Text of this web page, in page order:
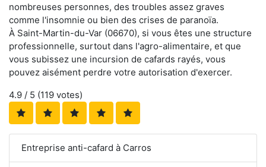
nombreuses personnes, des troubles assez graves
comme l'insomnie ou bien des crises de paranoïa.
À Saint-Martin-du-Var (06670), si vous êtes une structure
professionnelle, surtout dans l'agro-alimentaire, et que
vous subissez une incursion de cafards rayés, vous
pouvez aisément perdre votre autorisation d'exercer.
4.9 / 5 (119 votes)
Entreprise anti-cafard à Carros